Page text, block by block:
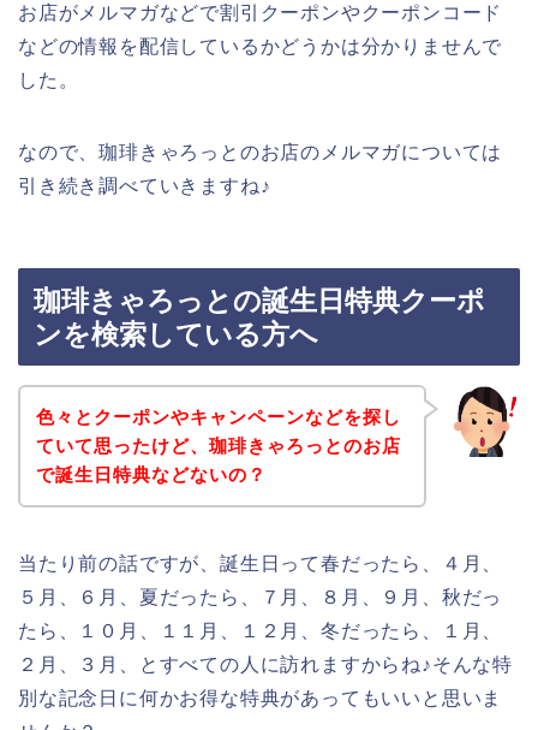
お店がメルマガなどで割引クーポンやクーポンコード
などの情報を配信しているかどうかは分かりませんで
した。
なので、珈琲きゃろっとのお店のメルマガについては
引き続き調べていきますね♪
珈琲きゃろっとの誕生日特典クーポ
ンを検索している方へ
色々とクーポンやキャンペーンなどを探し
ていて思ったけど、珈琲きゃろっとのお店
で誕生日特典などないの？
当たり前の話ですが、誕生日って春だったら、４月、
５月、６月、夏だったら、７月、８月、９月、秋だっ
たら、１０月、１１月、１２月、冬だったら、１月、
２月、３月、とすべての人に訪れますからね♪そんな特
別な記念日に何かお得な特典があってもいいと思いま